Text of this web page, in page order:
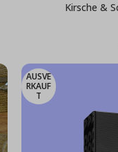
Kirsche &
AUSVE
RKAUF
T